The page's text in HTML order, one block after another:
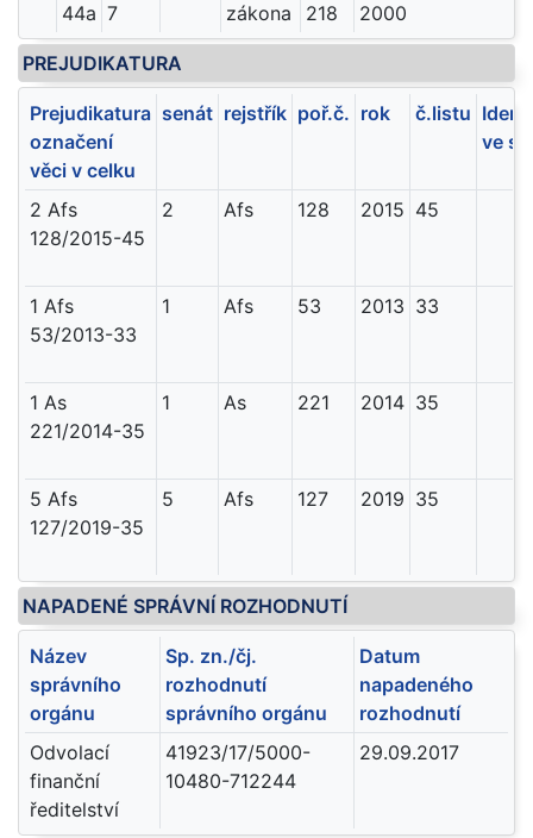
44a 7 zákona 218 2000
PREJUDIKATURA
Prejudikatura
označení
věci v celku
senát rejstřík poř.č. rok č.listu
ve
2 Afs
128/2015-45
2 Afs 128 2015 45
1 Afs
53/2013-33
1 Afs 53 2013 33
1 As
221/2014-35
1 As 221 2014 35
5 Afs
127/2019-35
5 Afs 127 2019 35
NAPADENÉ SPRÁVNÍ ROZHODNUTÍ
Název
správního
orgánu
Sp. zn./čj.
rozhodnutí
správního orgánu
Datum
napadeného
rozhodnutí
Odvolací
finanční
ředitelství
41923/17/5000-
10480-712244
29.09.2017